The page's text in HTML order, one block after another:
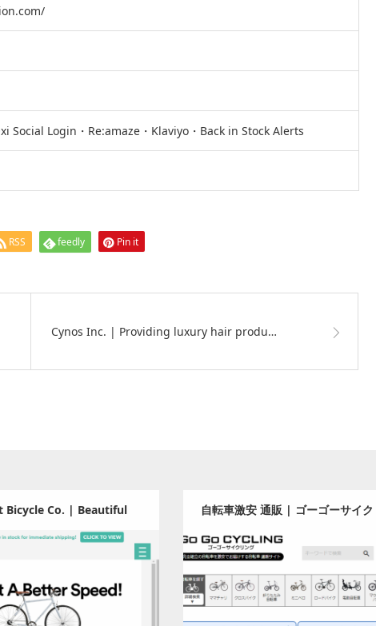
Social Login・Re:amaze・Klaviyo・Back in Stock Alerts
RSS feedly Pin it
Cynos Inc. | Providing luxury hair produ…
Bicycle Co. | Beautiful
自動車・バイク・自転車
自転車激安 通販 | ゴーゴーサイ
グ – 自転車 通販のゴーゴーサイク
グ
Update:2023.09.25
Category:自動車・バイク・自